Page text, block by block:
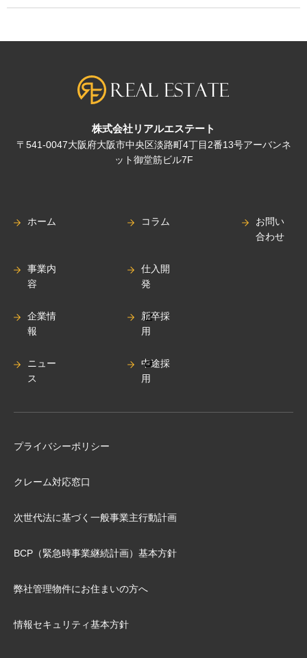
株式会社リアルエステート
〒541-0047大阪府大阪市中央区淡路町4丁目2番13号アーバンネ
ット御堂筋ビル7F
ホーム
事業内
容
企業情
報
ニュー
ス
コラム
仕入開
発
新卒採
用
中途採
用
お問い
合わせ
プライバシーポリシー
クレーム対応窓口
次世代法に基づく⼀般事業主⾏動計画
BCP（緊急時事業継続計画）基本⽅針
弊社管理物件にお住まいの⽅へ
情報セキュリティ基本方針